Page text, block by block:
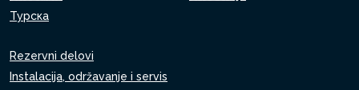
Турска
Rezervni delovi
Instalacija, održavanje i servis